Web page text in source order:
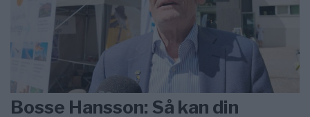
Bosse Hansson: Så kan din